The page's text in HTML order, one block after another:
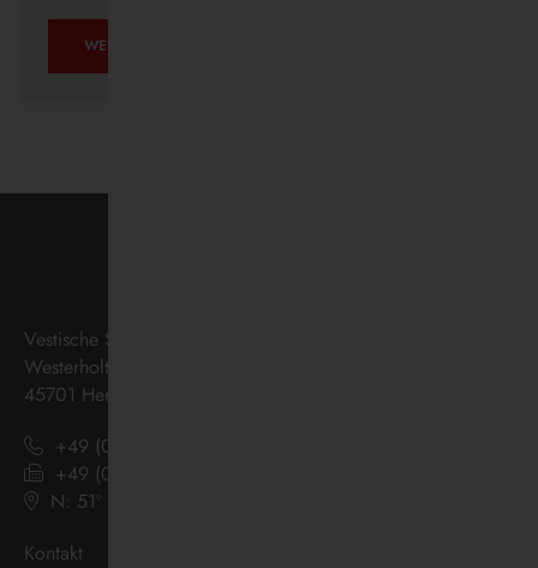
WEITERLESEN …
Vestische Straßenbahnen GmbH
Westerholter Straße 550
45701 Herten
+49 (0) 2366 186 - 0
+49 (0) 2366 186 - 444
N: 51º 36’ 38“ E: 07º 08’ 07“
Kontakt